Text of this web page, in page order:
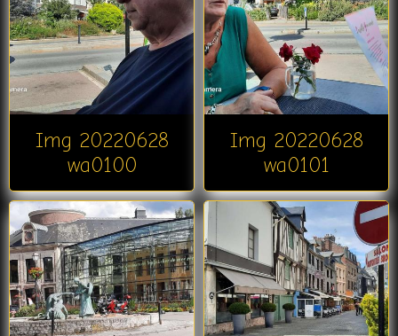
Img 20220628
wa0100
Img 20220628
wa0101